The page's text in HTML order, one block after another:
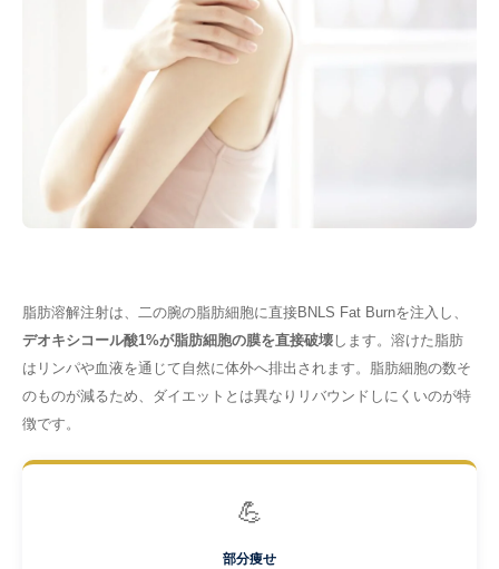
脂肪溶解注射は、二の腕の脂肪細胞に直接BNLS Fat Burnを注入し、
デオキシコール酸1%が脂肪細胞の膜を直接破壊 します。溶けた脂肪
はリンパや血液を通じて自然に体外へ排出されます。脂肪細胞の数そ
のものが減るため、ダイエットとは異なりリバウンドしにくいのが特
徴です。
💪
部分痩せ